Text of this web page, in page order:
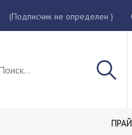
(Подписчик не определен )